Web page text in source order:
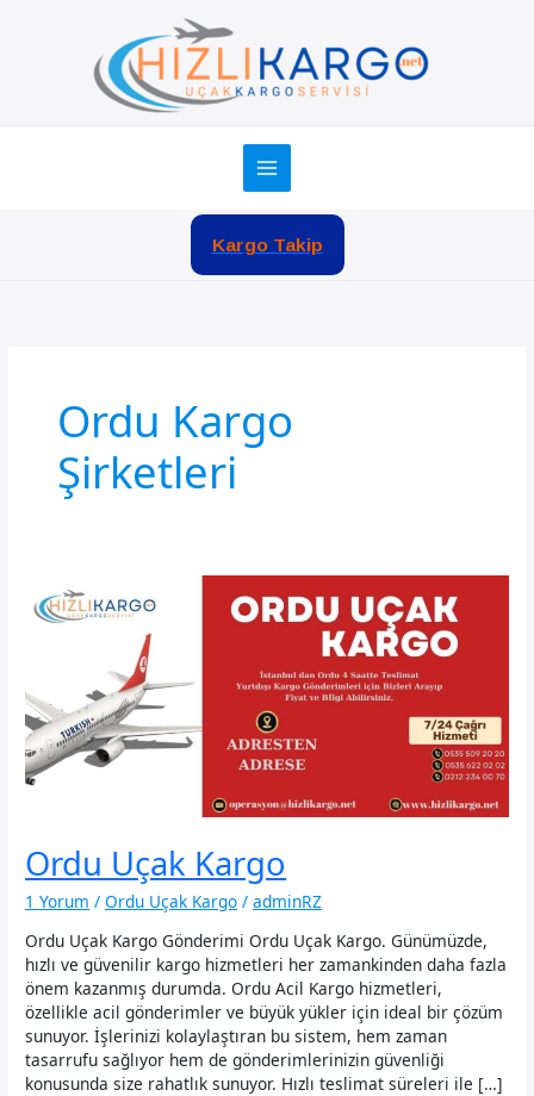
Kargo Takip
Ordu Kargo
Şirketleri
Ordu Uçak Kargo
1 Yorum /Ordu Uçak Kargo /adminRZ
Ordu Uçak Kargo Gönderimi Ordu Uçak Kargo. Günümüzde,
hızlı ve güvenilir kargo hizmetleri her zamankinden daha fazla
önem kazanmış durumda. Ordu Acil Kargo hizmetleri,
özellikle acil gönderimler ve büyük yükler için ideal bir çözüm
sunuyor. İşlerinizi kolaylaştıran bu sistem, hem zaman
tasarrufu sağlıyor hem de gönderimlerinizin güvenliği
konusunda size rahatlık sunuyor. Hızlı teslimat süreleri ile […]